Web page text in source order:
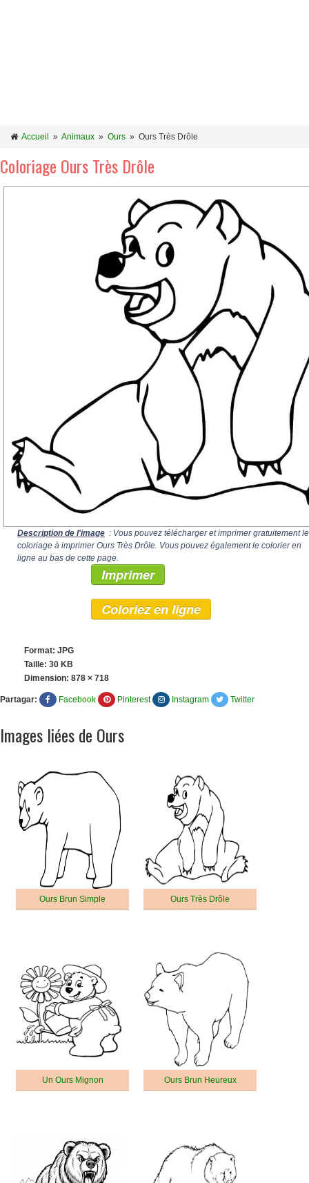
Accueil » Animaux » Ours » Ours Très Drôle
Coloriage Ours Très Drôle
Description de l'image : Vous pouvez télécharger et imprimer gratuitement le
coloriage à imprimer Ours Très Drôle. Vous pouvez également le colorier en
ligne au bas de cette page.
Imprimer
Coloriez en ligne
Format: JPG
Taille: 30 KB
Dimension: 878 × 718
Partagar: Facebook Pinterest Instagram Twitter
Images liées de Ours
Ours Brun Simple Ours Très Drôle
Un Ours Mignon Ours Brun Heureux